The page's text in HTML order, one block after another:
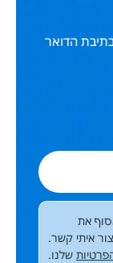
הדואר
את
איתי קשר.
שלנו.